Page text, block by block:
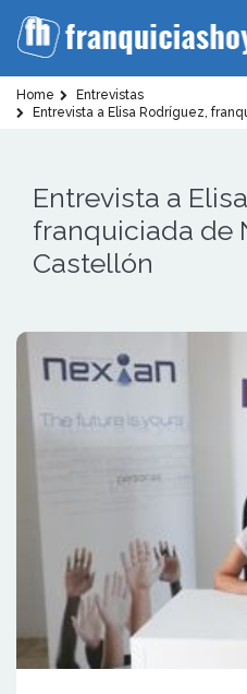
Home
Entrevistas
Entrevista a Elisa Rodríguez,
Entrevista a
franquiciada de
Castellón